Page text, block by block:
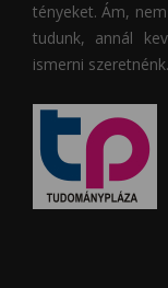
tényeket. Ám,
tudunk, annál
ismerni szeretnénk.